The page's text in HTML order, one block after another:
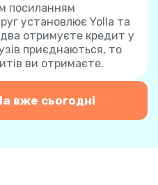
посиланням
установлює Yolla та
отримуєте кредит у
приєднаються, то
ви отримаєте.
вже сьогодні